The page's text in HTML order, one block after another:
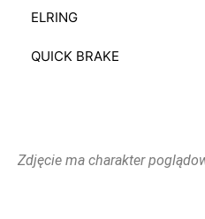
ELRING
QUICK BRAKE
Zdjęcie ma charakter